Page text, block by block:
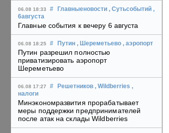
06.08 18:33 # Главныеновости , Сутьсобытий ,
6августа
Главные события к вечеру 6 августа
06.08 18:25 # Путин , Шереметьево , аэропорт
Путин разрешил полностью
приватизировать аэропорт
Шереметьево
06.08 17:27 # Решетников , Wildberries ,
налоги
Минэкономразвития прорабатывает
меры поддержки предпринимателей
после атак на склады Wildberries